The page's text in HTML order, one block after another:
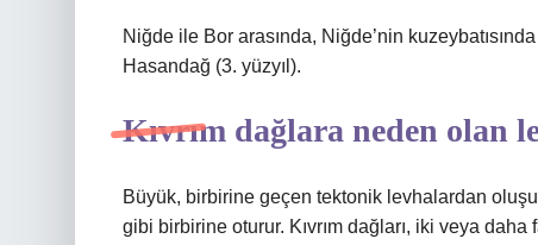
Niğde ile Bor arasında, Niğde’nin
Hasandağ (3. yüzyıl).
Kıvrım dağlara neden olan
Büyük, birbirine geçen tektonik levhalardan
gibi birbirine oturur. Kıvrım dağları, iki veya